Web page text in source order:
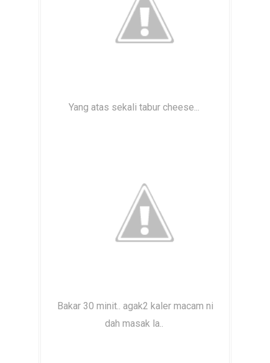
Yang atas sekali tabur cheese...
Bakar 30 minit.. agak2 kaler macam ni
dah masak la..